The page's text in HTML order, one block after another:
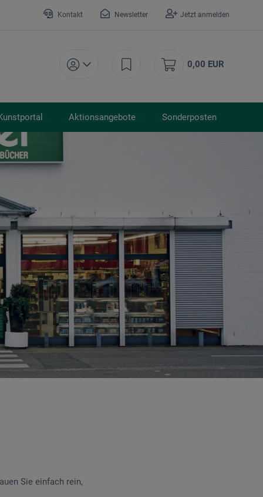
Kontakt Newsletter Jetzt anmelden
0,00 EUR
Aktionsangebote Sonderposten
Sie einfach rein,